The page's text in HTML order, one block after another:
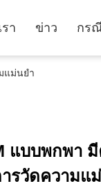
า ข่าว กร
แม่นยํา
แบบพกพา
รวัดความแ